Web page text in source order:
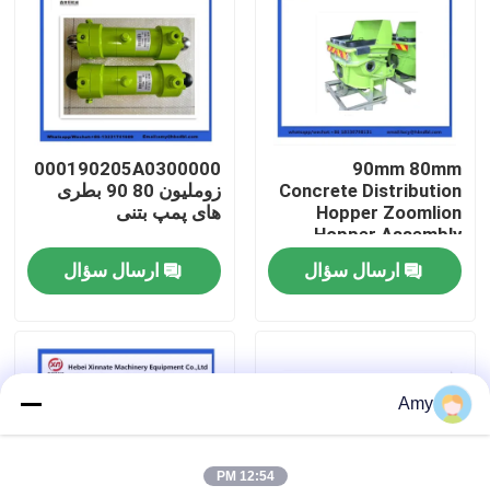
دربارهی ما
کارخانه تور
کنترل کیفیت
تماس با ما
قطعات پمپ بتن PUTZMEISTER
قطعات پمپ بتنی شینگ
90mm 80mm
Concrete Distribution
Hopper Zoomlion
Hopper Assembly
ارسال سؤال
000190205A0300000
زوملیون 80 90 بطری
های پمپ بتنی
ارسال سؤال
Amy
12:54 PM